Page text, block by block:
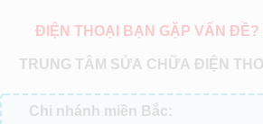
ĐIỆN THOẠI BẠN GẶP VẤN ĐỀ?
TRUNG TÂM SỬA CHỮA ĐIỆN
Chi nhánh miền Bắc: